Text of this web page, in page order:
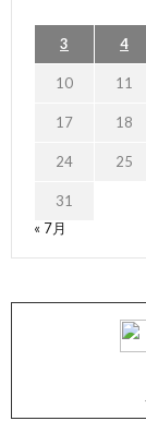
3 4
10 11
17 18
24 25
31
« 7月